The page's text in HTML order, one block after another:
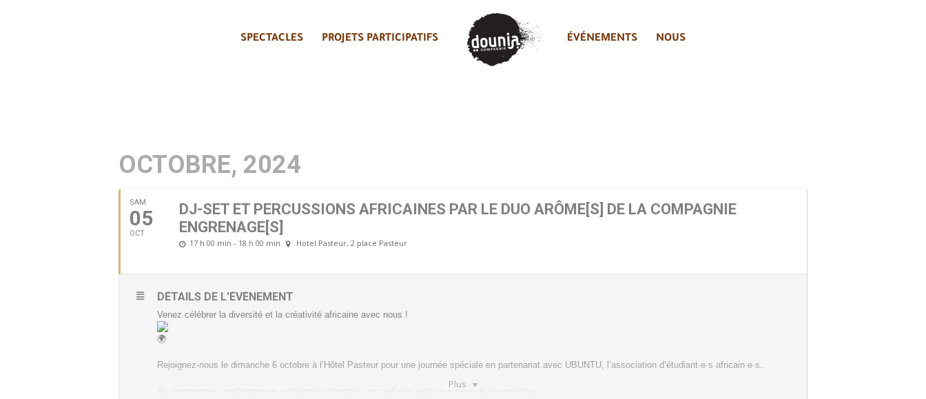
SPECTACLES PROJETS PARTICIPATIFS ÉVÉNEMENTS NOUS
OCTOBRE, 2024
SAM
05
OCT
DJ-SET ET PERCUSSIONS AFRICAINES PAR LE DUO ARÔME[S] DE LA COMPAGNIE
ENGRENAGE[S]
17 h 00 min - 18 h 00 min Hotel Pasteur, 2 place Pasteur
Plus
DÉTAILS DE L'ÉVÈNEMENT
Venez célébrer la diversité et la créativité africaine avec nous !
Rejoignez-nous le dimanche 6 octobre à l’Hôtel Pasteur pour une journée spéciale en partenariat avec UBUNTU, l’association d’étudiant·e·s africain·e·s.